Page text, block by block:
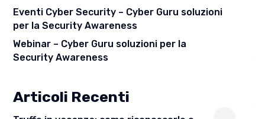
Eventi Cyber Security – Cyber Guru soluzioni
per la Security Awareness
Webinar – Cyber Guru soluzioni per la
Security Awareness
Articoli Recenti